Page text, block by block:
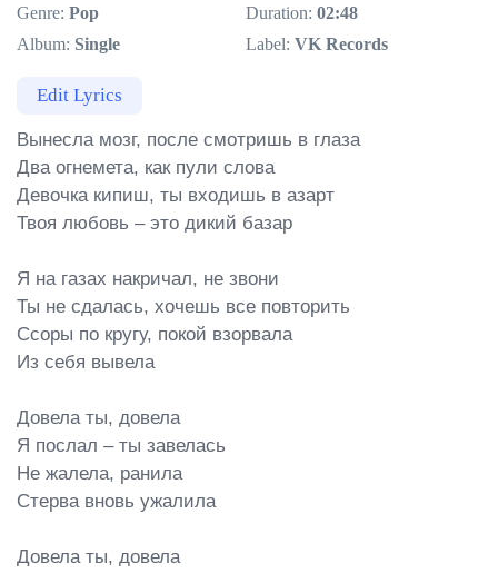
Genre: Pop
Album: Single
Duration: 02:48
Label: VK Records
Edit Lyrics
Вынесла мозг, после смотришь в глаза
Два огнемета, как пули слова
Девочка кипиш, ты входишь в азарт
Твоя любовь – это дикий базар
Я на газах накричал, не звони
Ты не сдалась, хочешь все повторить
Ссоры по кругу, покой взорвала
Из себя вывела
Довела ты, довела
Я послал – ты завелась
Не жалела, ранила
Стерва вновь ужалила
Довела ты, довела